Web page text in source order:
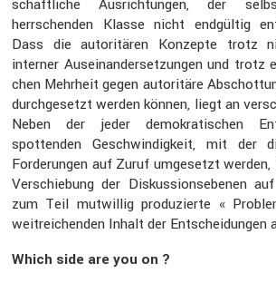
schaft­liche Ausrich­tungen, der
herrschenden Klasse nicht endgültig
Dass die autori­tären Konzepte trotz
interner Ausein­an­der­set­zungen und
chen Mehrheit gegen autori­täre
durch­ge­setzt werden können, liegt an
Neben der jeder demokra­ti­schen
spottenden Geschwin­dig­keit, mit der
Forde­rungen auf Zuruf umgesetzt
Verschie­bung der Diskus­si­ons­ebenen
zum Teil mutwillig produ­zierte «
weitrei­chenden Inhalt der Entschei­dungen
Which side are you on ?